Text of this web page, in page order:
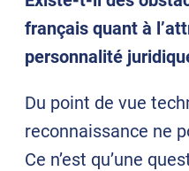
français quant à
personnalité
Du point de vue
reconnaissance ne
Ce n’est qu’une